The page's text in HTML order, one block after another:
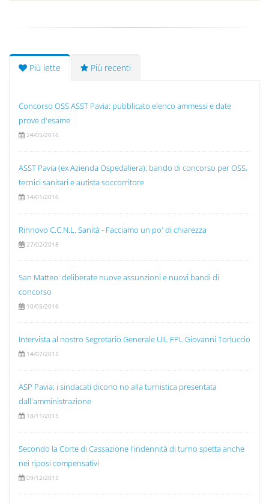
Più lette Più recenti
Concorso OSS ASST Pavia: pubblicato elenco ammessi e date
prove d'esame
24/05/2016
ASST Pavia (ex Azienda Ospedaliera): bando di concorso per OSS,
tecnici sanitari e autista soccorritore
14/01/2016
Rinnovo C.C.N.L. Sanità - Facciamo un po' di chiarezza
27/02/2018
San Matteo: deliberate nuove assunzioni e nuovi bandi di
concorso
10/05/2016
Intervista al nostro Segretario Generale UIL FPL Giovanni Torluccio
14/07/2015
ASP Pavia: i sindacati dicono no alla turnistica presentata
dall'amministrazione
18/11/2015
Secondo la Corte di Cassazione l'indennità di turno spetta anche
nei riposi compensativi
09/12/2015